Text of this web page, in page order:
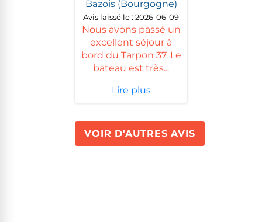
Bazois (Bourgogne)
Avis laissé le : 2026-06-09
Nous avons passé un
excellent séjour à
bord du Tarpon 37. Le
bateau est très...
Lire plus
VOIR D'AUTRES AVIS